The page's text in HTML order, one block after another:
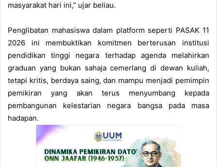
masyarakat hari ini,” ujar beliau.
Penglibatan mahasiswa dalam platform seperti PASAK 11
2026 ini membuktikan komitmen berterusan institusi
pendidikan tinggi negara terhadap agenda melahirkan
graduan yang bukan sahaja cemerlang di dewan kuliah,
tetapi kritis, berdaya saing, dan mampu menjadi pemimpin
pemikiran yang akan terus menyumbang kepada
pembangunan kelestarian negara bangsa pada masa
hadapan.